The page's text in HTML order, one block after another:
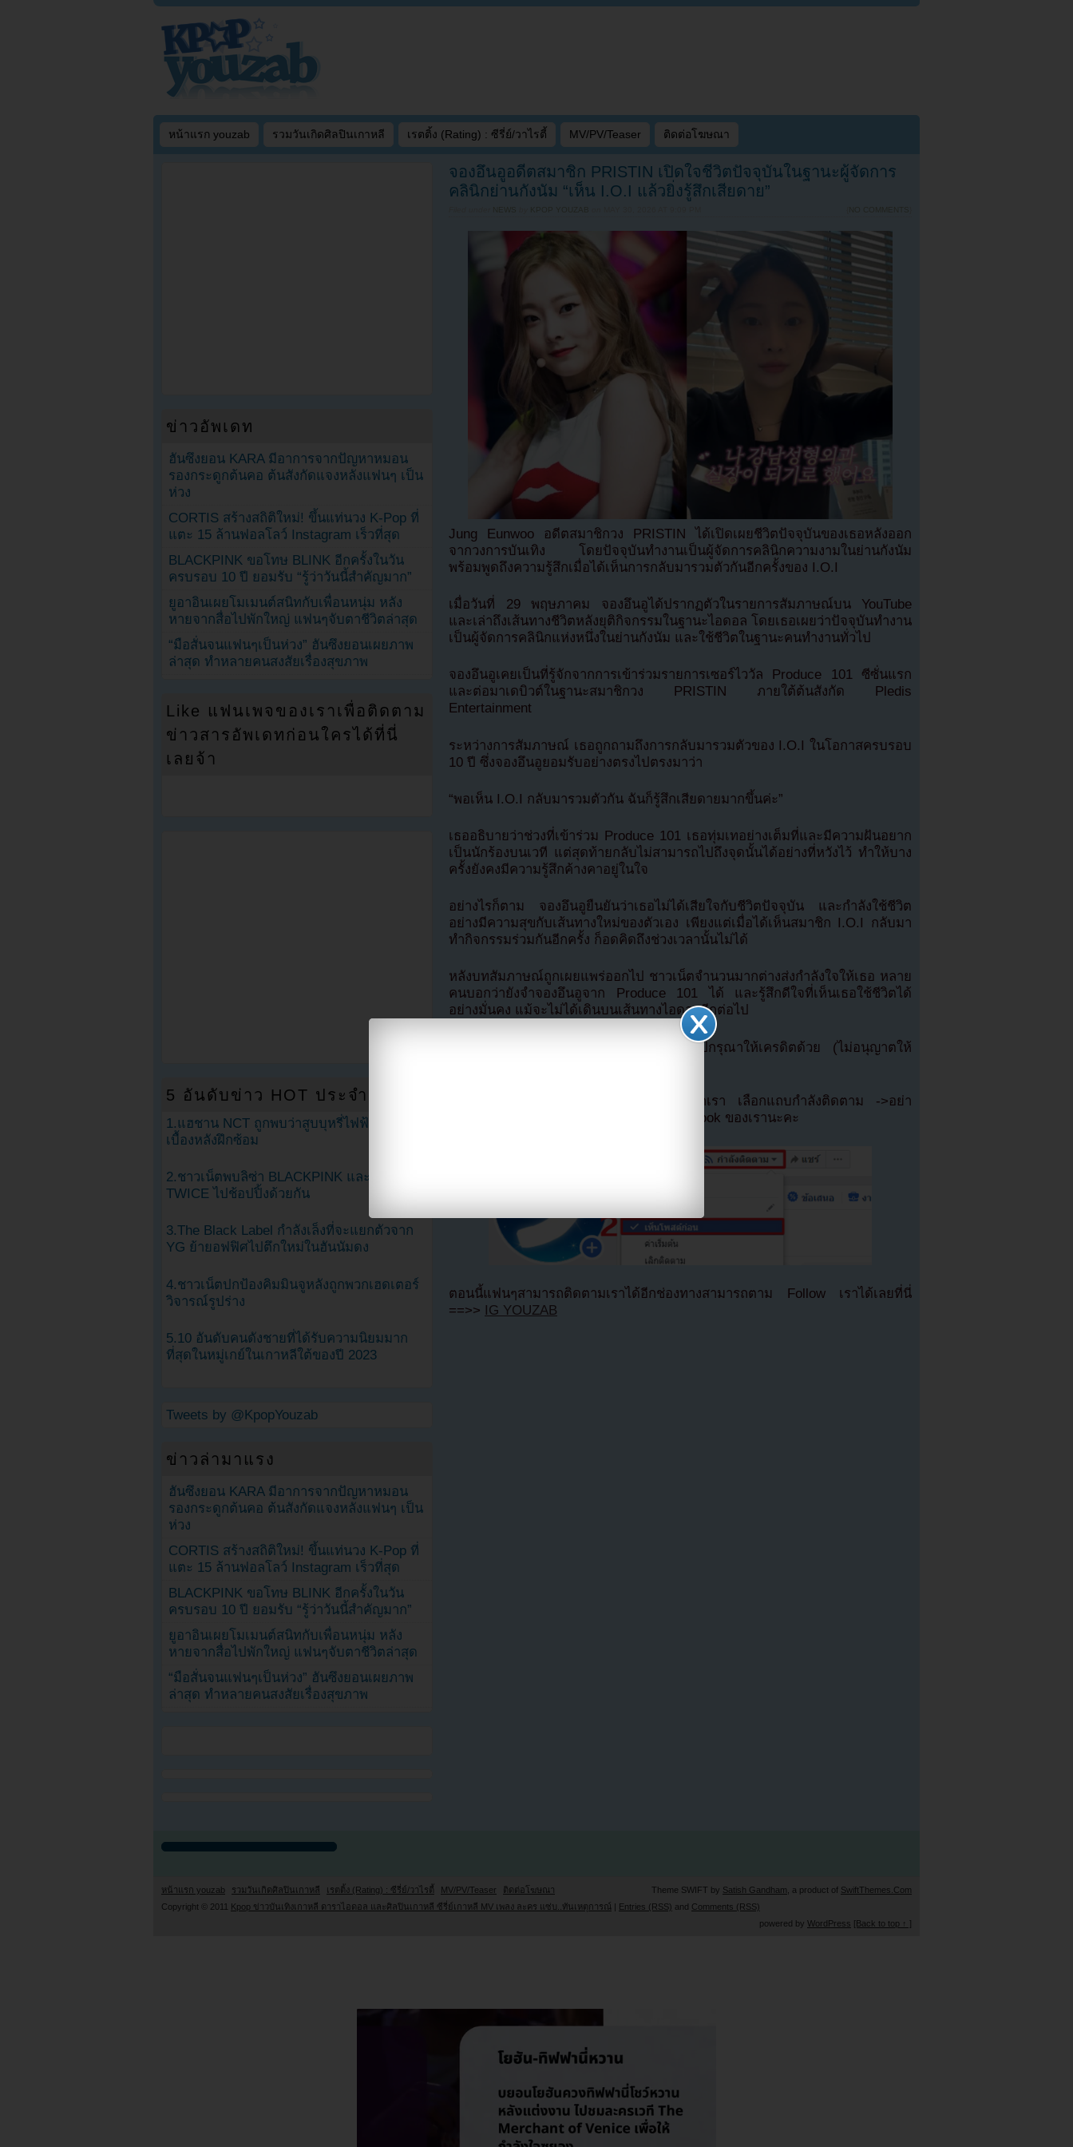
หน้าแรก youzab รวมวันเกิดศิลปินเกาหลี เรตติ้ง (Rating) : ซีรี่ย์/วาไรตี้ MV/PV/Teaser ติดต่อโฆษณา
จองอึนอูอดีตสมาชิก PRISTIN เปิดใจชีวิตปัจจุบันในฐานะผู้จัดการ
คลินิกย่านกังนัม “เห็น I.O.I แล้วยิ่งรู้สึกเสียดาย”
NEWS KPOP YOUZAB NO COMMENTS
Jung Eunwoo อดีตสมาชิกวง PRISTIN ได้เปิดเผยชีวิตปัจจุบันของเธอหลังออก
จากวงการบันเทิง โดยปัจจุบันทำงานเป็นผู้จัดการคลินิกความงามในย่านกังนัม
พร้อมพูดถึงความรู้สึกเมื่อได้เห็นการกลับมารวมตัวกันอีกครั้งของ I.O.I
เมื่อวันที่ 29 พฤษภาคม จองอึนอูได้ปรากฏตัวในรายการสัมภาษณ์บน YouTube
และเล่าถึงเส้นทางชีวิตหลังยุติกิจกรรมในฐานะไอดอล โดยเธอเผยว่าปัจจุบันทำงาน
เป็นผู้จัดการคลินิกแห่งหนึ่งในย่านกังนัม และใช้ชีวิตในฐานะคนทำงานทั่วไป
จองอึนอูเคยเป็นที่รู้จักจากการเข้าร่วมรายการเซอร์ไววัล Produce 101 ซีซั่นแรก
และต่อมาเดบิวต์ในฐานะสมาชิกวง PRISTIN ภายใต้ต้นสังกัด Pledis
Entertainment
ระหว่างการสัมภาษณ์ เธอถูกถามถึงการกลับมารวมตัวของ I.O.I ในโอกาสครบรอบ
10 ปี ซึ่งจองอึนอูยอมรับอย่างตรงไปตรงมาว่า
“พอเห็น I.O.I กลับมารวมตัวกัน ฉันก็รู้สึกเสียดายมากขึ้นค่ะ”
เธออธิบายว่าช่วงที่เข้าร่วม Produce 101 เธอทุ่มเทอย่างเต็มที่และมีความฝันอยาก
เป็นนักร้องบนเวที แต่สุดท้ายกลับไม่สามารถไปถึงจุดนั้นได้อย่างที่หวังไว้ ทำให้บาง
ครั้งยังคงมีความรู้สึกค้างคาอยู่ในใจ
อย่างไรก็ตาม จองอึนอูยืนยันว่าเธอไม่ได้เสียใจกับชีวิตปัจจุบัน และกำลังใช้ชีวิต
อย่างมีความสุขกับเส้นทางใหม่ของตัวเอง เพียงแต่เมื่อได้เห็นสมาชิก I.O.I กลับมา
ทำกิจกรรมร่วมกันอีกครั้ง ก็อดคิดถึงช่วงเวลานั้นไม่ได้
หลังบทสัมภาษณ์ถูกเผยแพร่ออกไป ชาวเน็ตจำนวนมากต่างส่งกำลังใจให้เธอ หลาย
คนบอกว่ายังจำจองอึนอูจาก Produce 101 ได้ และรู้สึกดีใจที่เห็นเธอใช้ชีวิตได้
อย่างมั่นคง แม้จะไม่ได้เดินบนเส้นทางไอดอลอีกต่อไป
หากนำออกไปกรุณาให้เครดิตด้วย (ไม่อนุญาตให้
หากไม่ต้องการพลาดข่าวสารอย่างรวดเร็วจากเรา เลือกแถบกำลังติดตาม ->อย่า
เลือกเห็นโพสต์ก่อนของเพจ Facebook ของเรานะคะ
ตอนนี้แฟนๆสามารถติดตามเราได้อีกช่องทางสามารถตาม Follow เราได้เลยที่นี่
==>>
IG YOUZAB
ข่าวอัพเดท
ฮันซึงยอน KARA มีอาการจากปัญหาหมอน
รองกระดูกต้นคอ ต้นสังกัดแจงหลังแฟนๆ เป็น
ห่วง
CORTIS สร้างสถิติใหม่! ขึ้นแท่นวง K-Pop ที่
แตะ 15 ล้านฟอลโลว์ Instagram เร็วที่สุด
BLACKPINK ขอโทษ BLINK อีกครั้งในวัน
ครบรอบ 10 ปี ยอมรับ “รู้ว่าวันนี้สำคัญมาก”
ยูอาอินเผยโมเมนต์สนิทกับเพื่อนหนุ่ม หลัง
หายจากสื่อไปพักใหญ่ แฟนๆจับตาชีวิตล่าสุด
“มือสั่นจนแฟนๆเป็นห่วง” ฮันซึงยอนเผยภาพ
ล่าสุด ทำหลายคนสงสัยเรื่องสุขภาพ
Like แฟนเพจของเราเพื่อติดตาม
ข่าวสารอัพเดทก่อนใครได้ที่นี่
เลยจ้า
5 อันดับข่าว HOT ประจำสัปดาห์
1.แฮชาน NCT ถูกพบว่าสูบบุหรี่ไฟฟ้าในวิดีโอ
เบื้องหลังฝึกซ้อม
2.ชาวเน็ตพบลิซ่า BLACKPINK และมินะ
TWICE ไปช้อปปิ้งด้วยกัน
3.The Black Label กำลังเล็งที่จะแยกตัวจาก
YG ย้ายอฟฟิศไปตึกใหม่ในฮันนัมดง
4.ชาวเน็ตปกป้องคิมมินจูหลังถูกพวกเฮดเตอร์
วิจารณ์รูปร่าง
5.10 อันดับคนดังชายที่ได้รับความนิยมมาก
ที่สุดในหมู่เกย์ในเกาหลีใต้ของปี 2023
Tweets by @KpopYouzab
ข่าวล่ามาแรง
ฮันซึงยอน KARA มีอาการจากปัญหาหมอน
รองกระดูกต้นคอ ต้นสังกัดแจงหลังแฟนๆ เป็น
ห่วง
CORTIS สร้างสถิติใหม่! ขึ้นแท่นวง K-Pop ที่
แตะ 15 ล้านฟอลโลว์ Instagram เร็วที่สุด
BLACKPINK ขอโทษ BLINK อีกครั้งในวัน
ครบรอบ 10 ปี ยอมรับ “รู้ว่าวันนี้สำคัญมาก”
ยูอาอินเผยโมเมนต์สนิทกับเพื่อนหนุ่ม หลัง
หายจากสื่อไปพักใหญ่ แฟนๆจับตาชีวิตล่าสุด
“มือสั่นจนแฟนๆเป็นห่วง” ฮันซึงยอนเผยภาพ
ล่าสุด ทำหลายคนสงสัยเรื่องสุขภาพ
หน้าแรก youzab รวมวันเกิดศิลปินเกาหลี เรตติ้ง (Rating) : ซีรี่ย์/วาไรตี้ MV/PV/Teaser ติดต่อโฆษณา Theme SWIFT by Satish Gandham , a product of SwiftThemes.Com
Copyright © 2011 Kpop ข่าวบันเทิงเกาหลี ดาราไอดอล และศิลปินเกาหลี ซีรี่ย์เกาหลี MV เพลง ละคร แซ่บ..ทันเหตุการณ์ | Entries (RSS) and Comments (RSS)
powered by WordPress [Back to top ↑ ]